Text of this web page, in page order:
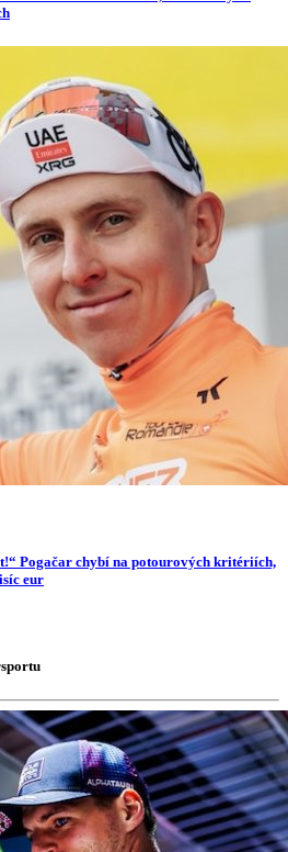
Pogačar chybí na potourových kritériích,
eur